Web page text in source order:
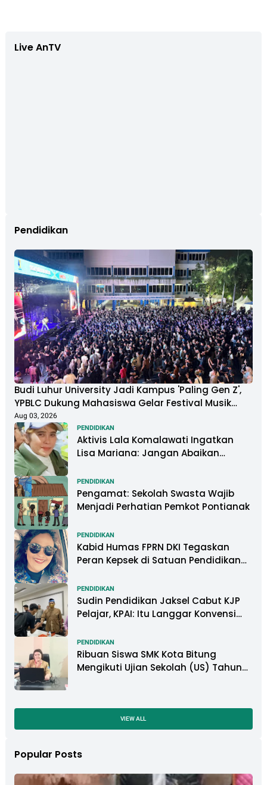
Live AnTV
Pendidikan
Budi Luhur University Jadi Kampus 'Paling Gen Z',
YPBLC Dukung Mahasiswa Gelar Festival Musik
Berkapasitas Ribuan Penonton
Aug 03, 2026
PENDIDIKAN
Aktivis Lala Komalawati Ingatkan
Lisa Mariana: Jangan Abaikan
DNA
PENDIDIKAN
Pengamat: Sekolah Swasta Wajib
Menjadi Perhatian Pemkot Pontianak
PENDIDIKAN
Kabid Humas FPRN DKI Tegaskan
Peran Kepsek di Satuan Pendidikan
PENDIDIKAN
Sudin Pendidikan Jaksel Cabut KJP
Pelajar, KPAI: Itu Langgar Konvensi
PENDIDIKAN
Ribuan Siswa SMK Kota Bitung
Mengikuti Ujian Sekolah (US) Tahun
VIEW ALL
Popular Posts